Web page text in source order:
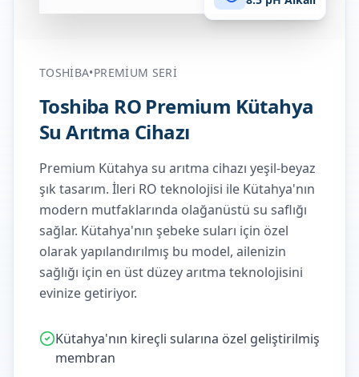
TOSHIBA•PREMIUM SERI
Toshiba RO Premium Kütahya
Su Arıtma Cihazı
Premium Kütahya su arıtma cihazı yeşil-beyaz
şık tasarım. İleri RO teknolojisi ile Kütahya'nın
modern mutfaklarında olağanüstü su saflığı
sağlar. Kütahya'nın şebeke suları için özel
olarak yapılandırılmış bu model, ailenizin
sağlığı için en üst düzey arıtma teknolojisini
evinize getiriyor.
Kütahya'nın kireçli sularına özel geliştirilmiş
membran